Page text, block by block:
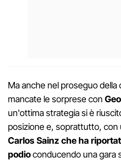
Ma anche nel proseguo
mancate le sorprese con
un'ottima strategia si è
posizione e, soprattutto, con
Carlos Sainz che ha
podioconducendo una gara